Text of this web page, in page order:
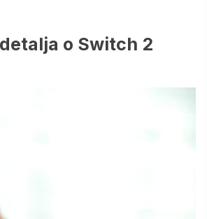
o Switch 2